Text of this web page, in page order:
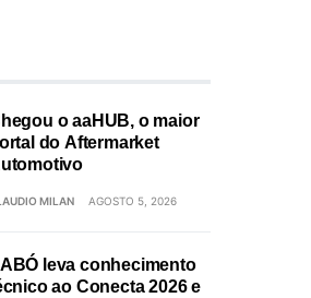
o aaHUB, o maior
do Aftermarket
MILAN AGOSTO 5, 2026
leva conhecimento
ao Conecta 2026 e